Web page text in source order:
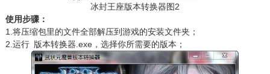
冰封王座版本转换器图2
使用步骤：
1.将压缩包里的文件全部解压到游戏的安装文件夹；
2.运行 版本转换器.exe，选择你所需要的版本；